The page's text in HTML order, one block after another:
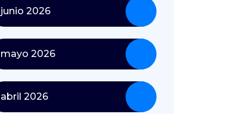
junio 2026
mayo 2026
abril 2026